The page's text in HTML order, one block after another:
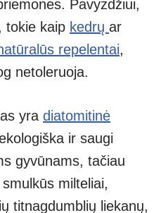
Pavyzdžiui,
tokie kaip kedrų ar
repelentai,
netoleruoja.
yra diatomitinė
ir saugi
gyvūnams, tačiau
milteliai,
titnagdumblių liekanų,